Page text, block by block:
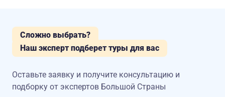
Сложно выбрать?
Наш эксперт подберет туры для вас
Оставьте заявку и получите консультацию и
подборку от экспертов Большой Страны